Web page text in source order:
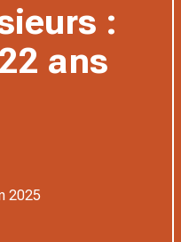
:
ans
2025